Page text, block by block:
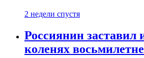
2 недели спустя
Россиянин заставил
коленях